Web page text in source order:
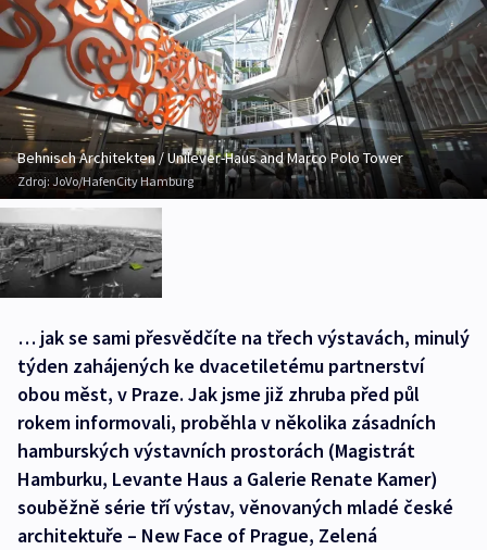
Behnisch Architekten / Unilever-Haus and Marco Polo Tower
Zdroj: JoVo/HafenCity Hamburg
… jak se sami přesvědčíte na třech výstavách, minulý
týden zahájených ke dvacetiletému partnerství
obou měst, v Praze. Jak jsme již zhruba před půl
rokem informovali, proběhla v několika zásadních
hamburských výstavních prostorách (Magistrát
Hamburku, Levante Haus a Galerie Renate Kamer)
souběžně série tří výstav, věnovaných mladé české
architektuře – New Face of Prague, Zelená